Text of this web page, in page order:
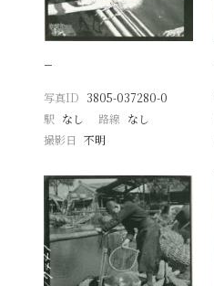
−
写真ID 3805-037280-0
駅 なし 路線 なし
撮影日
不明